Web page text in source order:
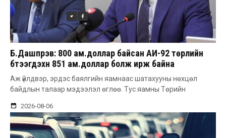
Б.Дашпүрэв: 800 ам.доллар байсан АИ-92 төрлийн
бүтээгдэхүүн 851 ам.доллар болж ирж байна
Аж үйлдвэр, эрдэс баялгийн яамнаас шатахууны нөхцөл
байдлын талаар мэдээлэл өглөө. Тус яамны Төрийн
2026-08-06